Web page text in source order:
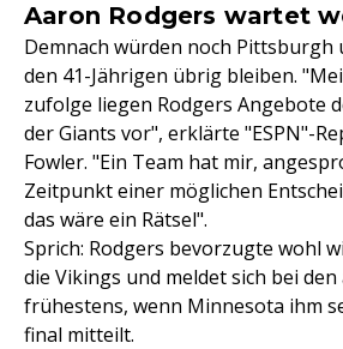
Aaron Rodgers wartet
Demnach würden noch Pittsburgh
den 41-Jährigen übrig bleiben.
zufolge liegen Rodgers Angebote
der Giants vor", erklärte "ESPN"-
Fowler. "Ein Team hat mir,
Zeitpunkt einer möglichen
das wäre ein Rätsel".
Sprich: Rodgers bevorzugte wohl
die Vikings und meldet sich bei
frühestens, wenn Minnesota ihm
final mitteilt.